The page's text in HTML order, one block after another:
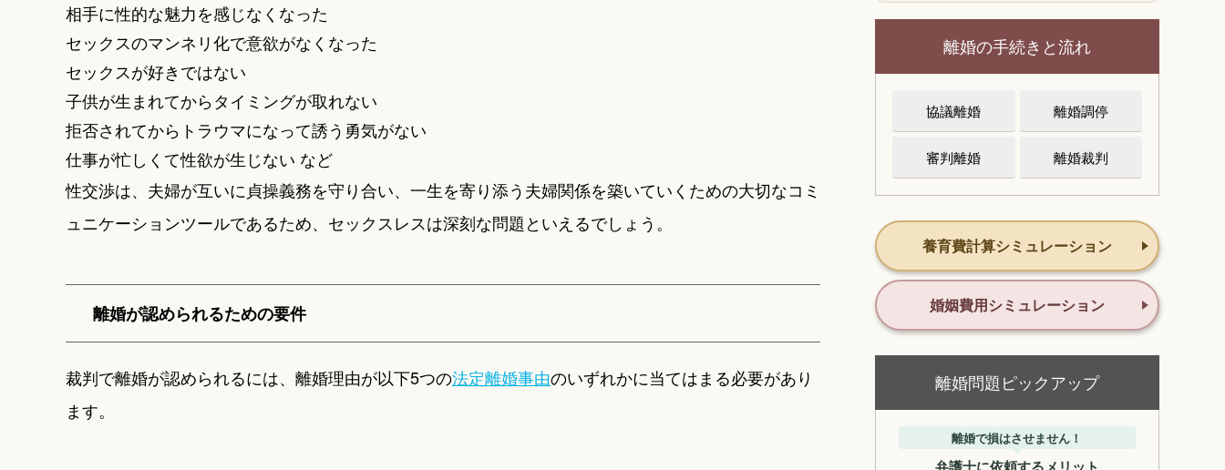
相手に性的な魅力を感じなくなった
セックスのマンネリ化で意欲がなくなった
セックスが好きではない
子供が生まれてからタイミングが取れない
拒否されてからトラウマになって誘う勇気がない
仕事が忙しくて性欲が生じない など
性交渉は、夫婦が互いに貞操義務を守り合い、一生を寄り添う夫婦関係を築いていくための大切なコミ
ュニケーションツールであるため、セックスレスは深刻な問題といえるでしょう。
離婚が認められるための要件
裁判で離婚が認められるには、離婚理由が以下5つの法定離婚事由のいずれかに当てはまる必要があり
ます。
離婚の手続きと流れ
協議離婚 離婚調停
審判離婚 離婚裁判
養育費計算シミュレーション
婚姻費用シミュレーション
離婚問題ピックアップ
離婚で損はさせません！